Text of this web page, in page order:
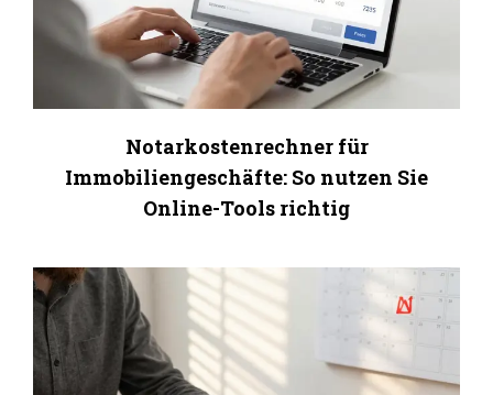
Notarkostenrechner für
Immobiliengeschäfte: So nutzen Sie
Online-Tools richtig